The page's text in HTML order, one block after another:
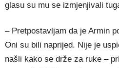
glasu su mu se izmjenjivali
– Pretpostavljam da je Armin
Oni su bili naprijed. Nije je
našli kako se drže za ruke –